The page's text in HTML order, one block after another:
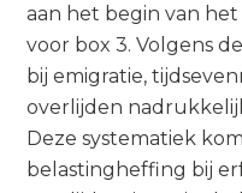
aan het begin van
voor box 3. Volgens
bij emigratie,
overlijden
Deze systematiek
belastingheffing bij